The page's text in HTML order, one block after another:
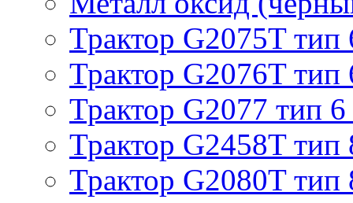
Трактор G2075T тип
Трактор G2076T тип
Трактор G2077 тип 6
Трактор G2458T тип
Трактор G2080T тип